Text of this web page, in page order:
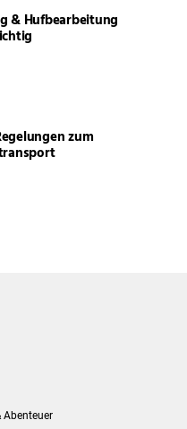
& Hufbearbeitung
zum
Abenteuer